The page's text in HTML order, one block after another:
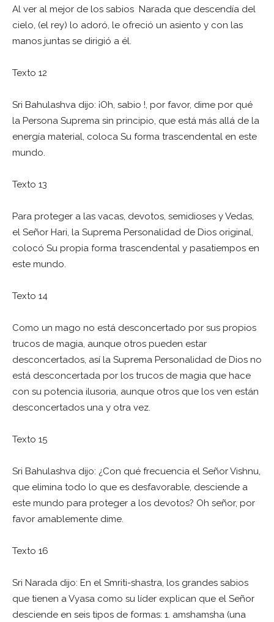
Al ver al mejor de los sabios Narada que descendía del
cielo, (el rey) lo adoró, le ofreció un asiento y con las
manos juntas se dirigió a él.
Texto 12
Sri Bahulashva dijo: ¡Oh, sabio !, por favor, dime por qué
la Persona Suprema sin principio, que está más allá de la
energía material, coloca Su forma trascendental en este
mundo.
Texto 13
Para proteger a las vacas, devotos, semidioses y Vedas,
el Señor Hari, la Suprema Personalidad de Dios original,
colocó Su propia forma trascendental y pasatiempos en
este mundo.
Texto 14
Como un mago no está desconcertado por sus propios
trucos de magia, aunque otros pueden estar
desconcertados, así la Suprema Personalidad de Dios no
está desconcertada por los trucos de magia que hace
con su potencia ilusoria, aunque otros que los ven están
desconcertados una y otra vez.
Texto 15
Sri Bahulashva dijo: ¿Con qué frecuencia el Señor Vishnu,
que elimina todo lo que es desfavorable, desciende a
este mundo para proteger a los devotos? Oh señor, por
favor amablemente dime.
Texto 16
Sri Narada dijo: En el Smriti-shastra, los grandes sabios
que tienen a Vyasa como su líder explican que el Señor
desciende en seis tipos de formas: 1. amshamsha (una